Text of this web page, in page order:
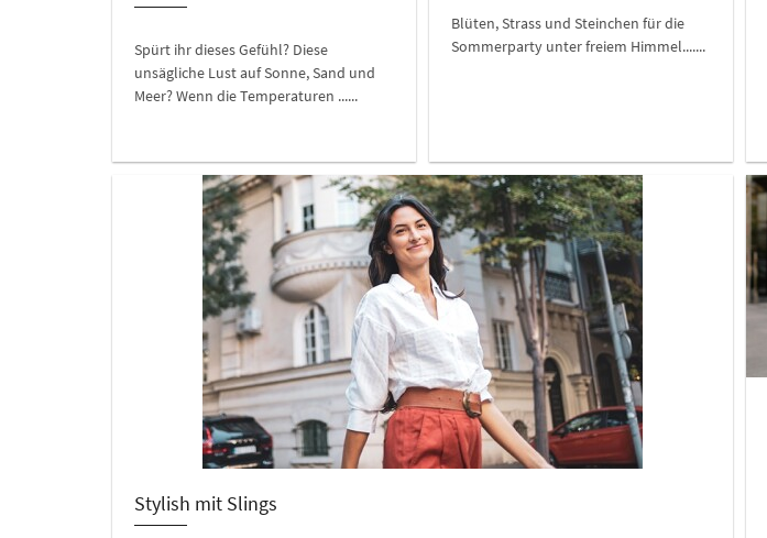
Spürt ihr dieses Gefühl? Diese
unsägliche Lust auf Sonne, Sand und
Meer? Wenn die Temperaturen ......
Blüten, Strass und Steinchen für die
Sommerparty unter freiem Himmel.......
Stylish mit Slings